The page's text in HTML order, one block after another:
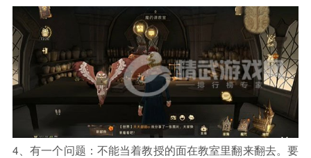
4、有一个问题：不能当着教授的面在教室里翻来翻去。要